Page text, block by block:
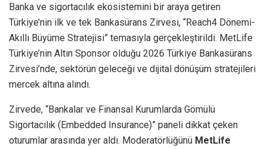
Banka ve sigortacılık ekosistemini bir araya getiren
Türkiye’nin ilk ve tek Bankasürans Zirvesi, “Reach4 Dönemi-
Akıllı Büyüme Stratejisi” temasıyla gerçekleştirildi. MetLife
Türkiye’nin Altın Sponsor olduğu 2026 Türkiye Bankasürans
Zirvesi’nde, sektörün geleceği ve dijital dönüşüm stratejileri
mercek altına alındı.
Zirvede, “Bankalar ve Finansal Kurumlarda Gömülü
Sigortacılık (Embedded Insurance)” paneli dikkat çeken
oturumlar arasında yer aldı. Moderatörlüğünü MetLife